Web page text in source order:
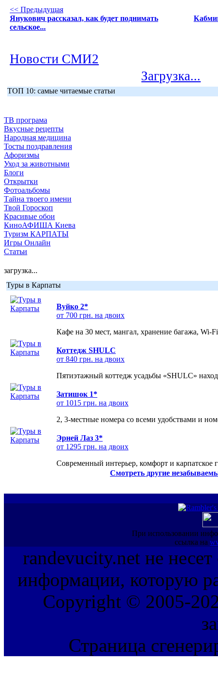
<< Предыдущая
Янукович рассказал, как будет поднимать
сельское...
Новости СМИ2
Загрузка...
ТОП 10: самые читаемые статьи
ТВ програма
Вкусные рецепты
Народная медицина
Тосты поздравления
Афоризмы
Уход за животными
Блоги
Открытки
Фотоальбомы
Тайна твоего имени
Твой Гороскоп
Красивые обои
КиноАФИША Киева
Туризм КАРПАТЫ
Игры Онлайн
Статьи
загрузка...
Туры в Карпаты
Вуйко 2*
от 700 грн. на двоих
Кафе на 30 мест, мангал, хранение багажа, Wi-
Коттедж SHULC
от 840 грн. на двоих
Пятиэтажный коттедж усадьбы «SHULC»
Затишок 1*
от 1015 грн. на двоих
2, 3-местные номера со всеми удобствами и
Эрней Лаз 3*
от 1295 грн. на двоих
Современный интерьер, комфорт и карпатское
Смотреть другие
При использовании
ссылка на
randevucity.net не несет
информации, которую
Copyright © 2005-
Страница